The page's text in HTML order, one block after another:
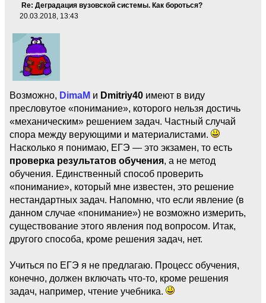
Re: Деградация вузовской системы. Как бороться?
20.03.2018, 13:43
Возможно, DimaM и Dmitriy40 имеют в виду
пресловутое «понимание», которого нельзя достичь
«механическим» решением задач. Частный случай
спора между верующими и материалистами.
Насколько я понимаю, ЕГЭ — это экзамен, то есть
проверка результатов обучения, а не метод
обучения. Единственный способ проверить
«понимание», который мне известен, это решение
нестандартных задач. Напомню, что если явление (в
данном случае «понимание») не возможно измерить,
существование этого явления под вопросом. Итак,
другого способа, кроме решения задач, нет.
Учиться по ЕГЭ я не предлагаю. Процесс обучения,
конечно, должен включать что-то, кроме решения
задач, например, чтение учебника.